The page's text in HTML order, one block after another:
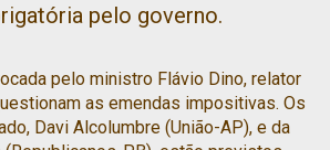
pelo governo.
pelo ministro Flávio Dino, relator
as emendas impositivas. Os
Davi Alcolumbre (União-AP), e da